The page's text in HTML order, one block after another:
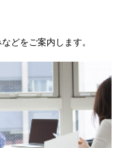
どをご案内します。